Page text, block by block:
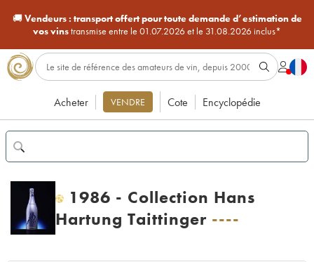
🚚Vendeurs : transport offert pour toute demande d’estimation de
vos vinstransmise entre le 01.07.2026 et le 31.08.2026 inclus*
Acheter VENDRE Cote Encyclopédie
H
1986 - Collection Hans
Hartung Taittinger ----